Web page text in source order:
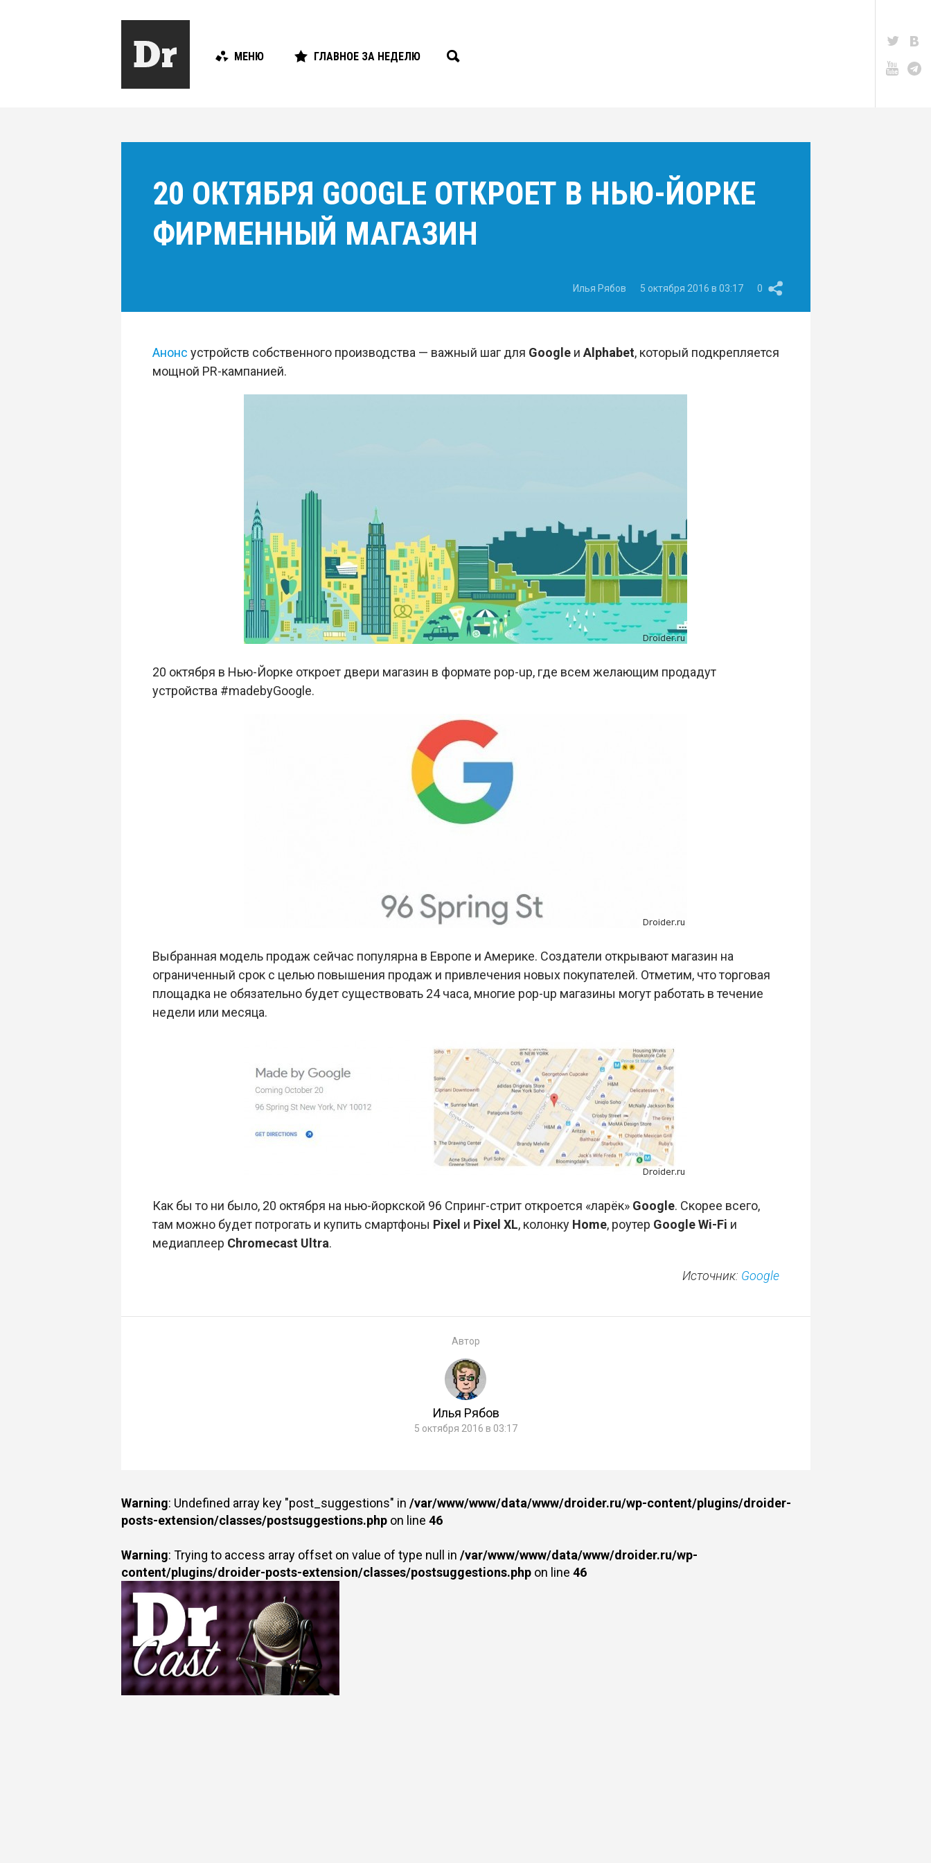
МЕНЮ ГЛАВНОЕ ЗА НЕДЕЛЮ
20 ОКТЯБРЯ GOOGLE ОТКРОЕТ В НЬЮ-ЙОРКЕ
ФИРМЕННЫЙ МАГАЗИН
Илья Рябов 5 октября 2016 в 03:17 0
Анонс устройств собственного производства — важный шаг для Googleи Alphabet, который подкрепляется
мощной PR-кампанией.
20 октября в Нью-Йорке откроет двери магазин в формате pop-up, где всем желающим продадут
устройства #madebyGoogle.
Выбранная модель продаж сейчас популярна в Европе и Америке. Создатели открывают магазин на
ограниченный срок с целью повышения продаж и привлечения новых покупателей. Отметим, что торговая
площадка не обязательно будет существовать 24 часа, многие pop-up магазины могут работать в течение
недели или месяца.
Как бы то ни было, 20 октября на нью-йоркской 96 Спринг-стрит откроется «ларёк» Google. Скорее всего,
там можно будет потрогать и купить смартфоны Pixel и Pixel XL, колонку Home, роутер Google Wi-Fi и
медиаплеер Chromecast Ultra.
Источник: Google
Автор
Илья Рябов
5 октября 2016 в 03:17
Warning: Undefined array key "post_suggestions" in /var/www/www/data/www/droider.ru/wp-content/plugins/droider-
posts-extension/classes/postsuggestions.phpon line 46
Warning: Trying to access array offset on value of type null in /var/www/www/data/www/droider.ru/wp-
content/plugins/droider-posts-extension/classes/postsuggestions.phpon line 46